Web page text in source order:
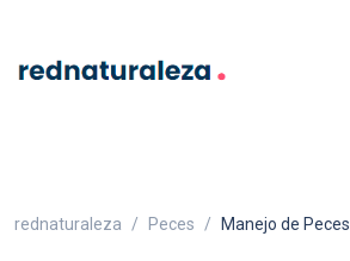
rednaturaleza Peces Manejo de Peces